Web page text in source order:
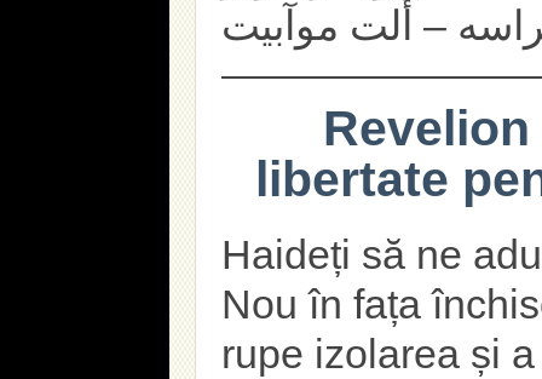
– ألت موآبيت
libertate
Haideți să ne
Nou în fața
rupe izolarea și